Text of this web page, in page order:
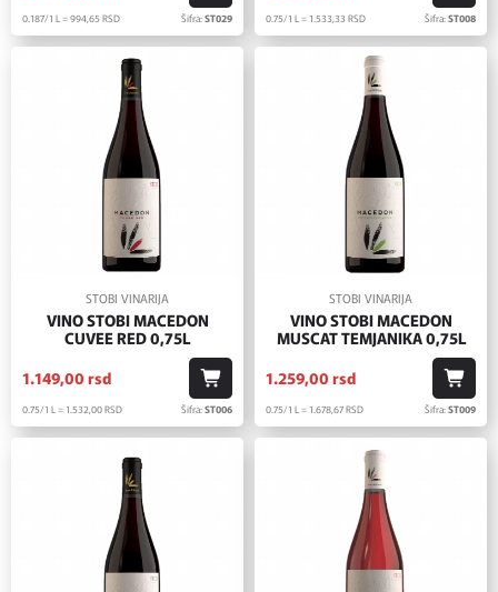
0.187/1 L = 994,65 RSD Šifra:ST029 0.75/1 L = 1.533,33 RSD Šifra:ST008
STOBI VINARIJA
VINO STOBI MACEDON
CUVEE RED 0,75L
1.149,00 rsd
0.75/1 L = 1.532,00RSD Šifra:ST006
STOBI VINARIJA
VINO STOBI MACEDON
MUSCAT TEMJANIKA 0,75L
1.259,00 rsd
0.75/1 L = 1.678,67RSD Šifra:ST009